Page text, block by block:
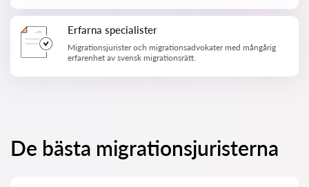
Erfarna specialister
Migrationsjurister och migrationsadvokater med mångårig
erfarenhet av svensk migrationsrätt.
De bästa migrationsjuristerna